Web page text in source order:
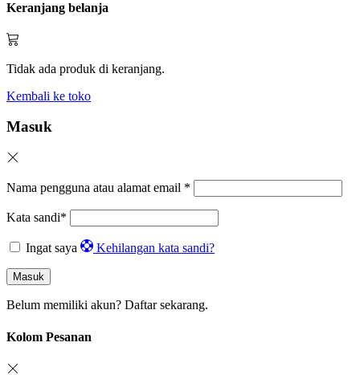
Keranjang belanja
Tidak ada produk di keranjang.
Kembali ke toko
Masuk
Nama pengguna atau alamat email *
Kata sandi*
Ingat saya Kehilangan kata sandi?
Masuk
Belum memiliki akun? Daftar sekarang.
Kolom Pesanan